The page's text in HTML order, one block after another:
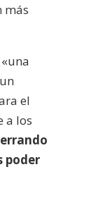
más
el
a los
poder